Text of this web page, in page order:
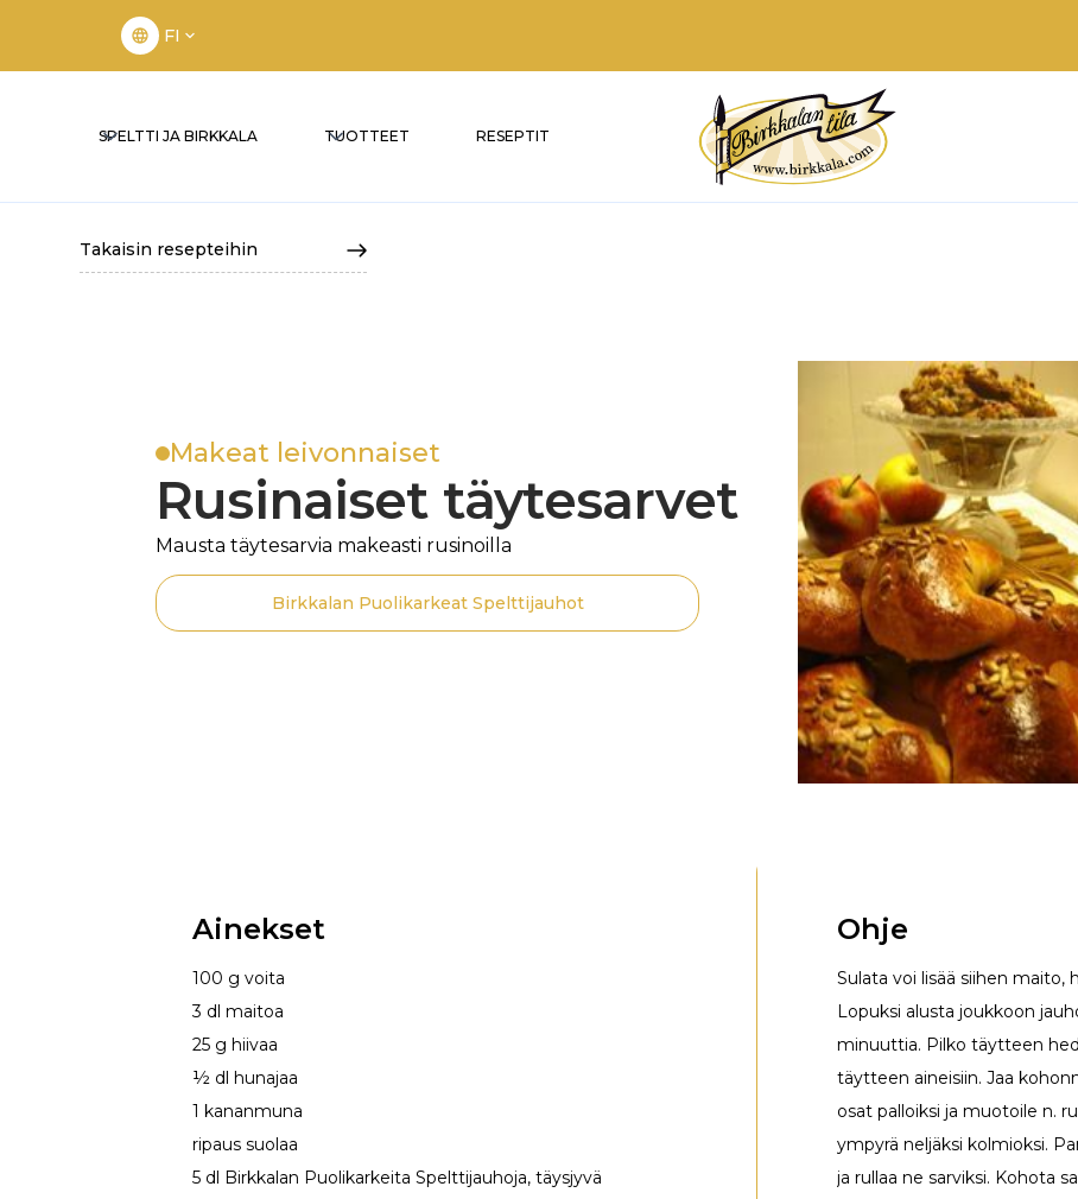
FI
SPELTTI JA BIRKKALA TUOTTEET RESEPTIT
Takaisin resepteihin
Makeat leivonnaiset
Rusinaiset täytesarvet
Mausta täytesarvia makeasti rusinoilla
Birkkalan Puolikarkeat Spelttijauhot
Ainekset
100 g voita
3 dl maitoa
25 g hiivaa
½ dl hunajaa
1 kananmuna
ripaus suolaa
5 dl Birkkalan Puolikarkeita Spelttijauhoja, täysjyvä
Ohje
Sulata voi lisää siihen maito,
Lopuksi alusta joukkoon
minuuttia. Pilko täytteen
täytteen aineisiin. Jaa
osat palloiksi ja muotoile n.
ympyrä neljäksi kolmioksi.
ja rullaa ne sarviksi. Kohota